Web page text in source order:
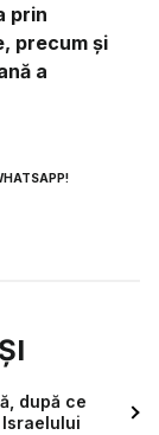
prin
precum și
a
după ce